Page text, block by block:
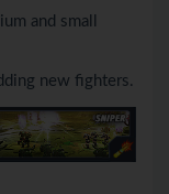
and small
new fighters.